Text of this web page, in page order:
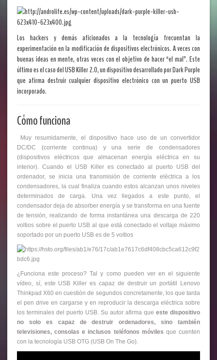
Los hackers y demás aficionados a la tecnología frecuentan la
experimentación en la modificación de dispositivos electrónicos. A veces con
buenas ideas en mente, otras veces con el objetivo de hacer “el mal”. Este
últimoes el caso del USB Killer 2.0, un dispositivo desarrollado por Dark Purple
que afirma destruir cualquier dispositivo electrónico con un puerto USB
incorporado.
Cómo funciona
Muy resumidamente, el dispositivo hace uso de un convertidor
DC/DC (corriente continua) y una serie de condensadores
(dispositivos eléctricos que almacenan energía eléctrica en su
interior). Cuando el USB Killer es conectado al puerto USB del
ordenador, se inicia una transmisión de corriente eléctrica a los
condensadores, la cual finaliza cuando estos alcanzan unos niveles
determinados de carga. Una vez llegados a este punto, el
condensador deja de absorber energía y se transforma en una fuente
de tensión, realizando de forma instantánea una descarga de 220
voltios sobre el puerto USB al que está conectado el voltaje máximo
soportado por un puerto USB es de 5 voltios
¿Funciona este proceso? Tal y como pueden ver en el siguiente
vídeo, sí, este USB Killer es capaz de destruir un portátil Lenovo
Thinkpad X60 en cuestión de segundos concretamente, los que tarda
el pen drive en cargarse y en reproducir la descarga eléctrica sobre
los terminales del puerto USB. Su autor afirma que este dispositivo
no solo es capaz de destruir ordenadores, sino también
televisiones, consolas e inclusos teléfonos móviles que cuenten
con la tecnología USB OTG (USB On The Go).